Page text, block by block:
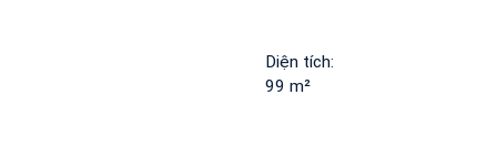
Diện tích:
99 m²